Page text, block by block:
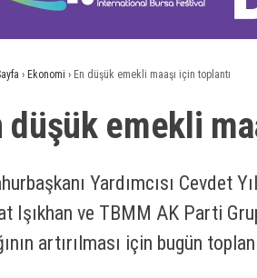
› Ekonomi › En düşük emekli maaşı için toplantı
düşük emekli
Yardımcısı Cevdet
Işıkhan ve TBMM AK Parti
artırılması için bugün